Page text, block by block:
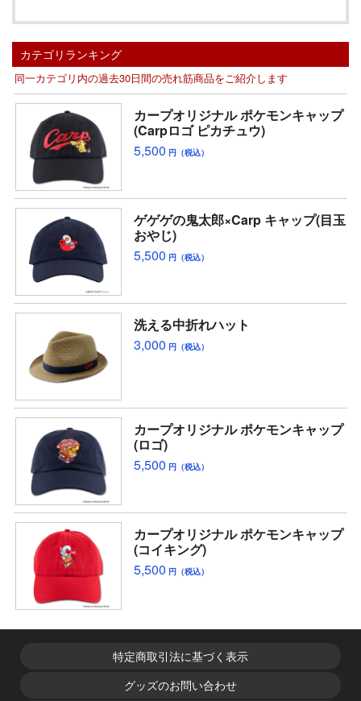
カテゴリランキング
同一カテゴリ内の過去30日間の売れ筋商品をご紹介します
カープオリジナル ポケモンキャップ
(Carpロゴ ピカチュウ)
5,500 円（税込）
ゲゲゲの鬼太郎×Carp キャップ(目玉
おやじ)
5,500 円（税込）
洗える中折れハット
3,000 円（税込）
カープオリジナル ポケモンキャップ
(ロゴ)
5,500 円（税込）
カープオリジナル ポケモンキャップ
(コイキング)
5,500 円（税込）
特定商取引法に基づく表示
グッズのお問い合わせ